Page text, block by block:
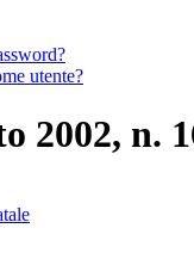
utente?
2002,